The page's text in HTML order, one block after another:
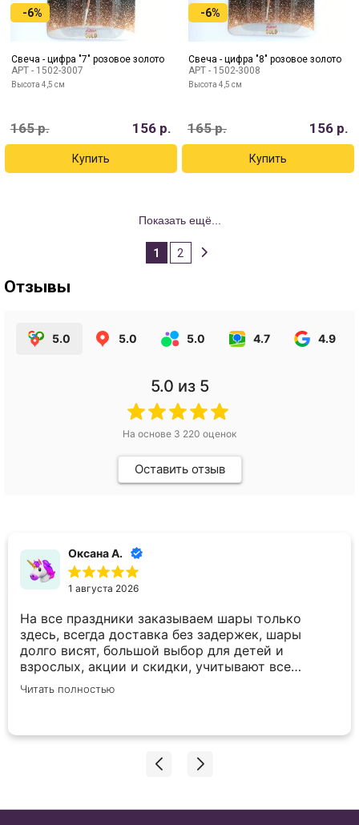
-6%
Свеча - цифра "7" розовое золото
АРТ - 1502-3007
Высота 4,5 см
165р. 156 р.
-6%
Свеча - цифра "8" розовое золото
АРТ - 1502-3008
Высота 4,5 см
165р. 156 р.
Показать ещё...
1 2
Отзывы
5.0 5.0 5.0 4.7 4.9
5.0 из 5
На основе 3 220 оценок
Оставить отзыв
Оксана А.
1 августа 2026
На все праздники заказываем шары только
здесь, всегда доставка без задержек, шары
долго висят, большой выбор для детей и
взрослых, акции и скидки, учитывают все
пожелания по внесению корректировок в заказ.
Спасибо вам большое!
Читать полностью